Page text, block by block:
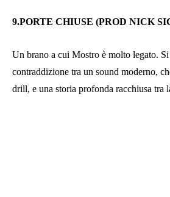
9.PORTE CHIUSE (PROD NICK
Un brano a cui Mostro è molto legato.
contraddizione tra un sound moderno,
drill, e una storia profonda racchiusa tra